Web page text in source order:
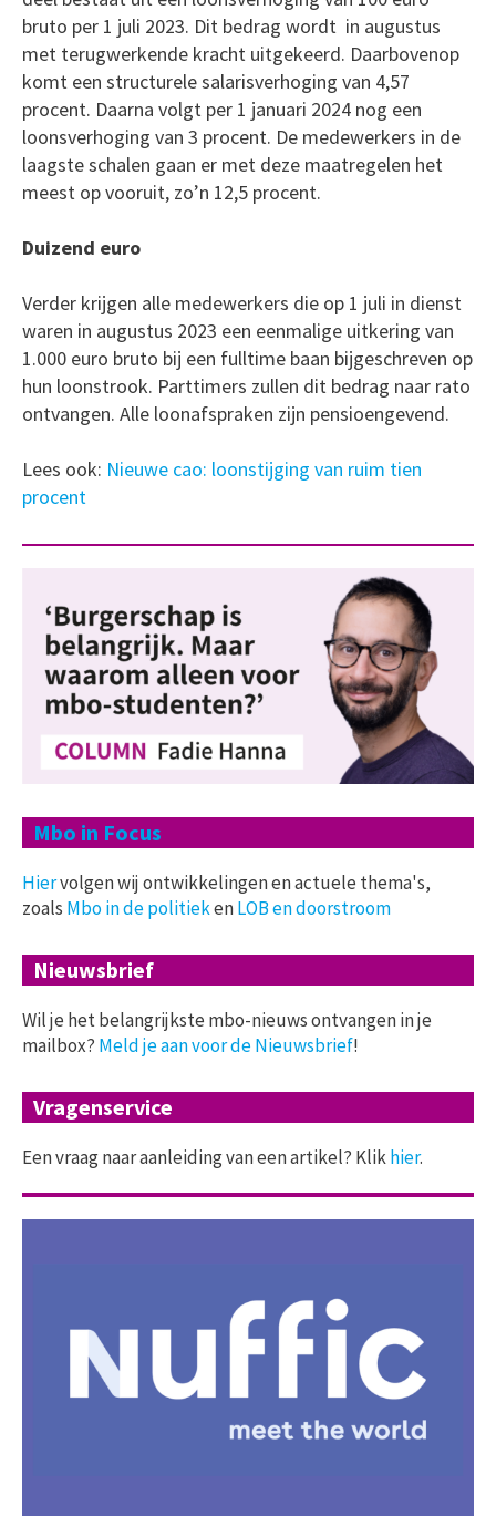
bruto per 1 juli 2023. Dit bedrag wordt in augustus
met terugwerkende kracht uitgekeerd. Daarbovenop
komt een structurele salarisverhoging van 4,57
procent. Daarna volgt per 1 januari 2024 nog een
loonsverhoging van 3 procent. De medewerkers in de
laagste schalen gaan er met deze maatregelen het
meest op vooruit, zo’n 12,5 procent.
Duizend euro
Verder krijgen alle medewerkers die op 1 juli in dienst
waren in augustus 2023 een eenmalige uitkering van
1.000 euro bruto bij een fulltime baan bijgeschreven op
hun loonstrook. Parttimers zullen dit bedrag naar rato
ontvangen. Alle loonafspraken zijn pensioengevend.
Lees ook: Nieuwe cao: loonstijging van ruim tien
procent
Mbo in Focus
Hiervolgen wij ontwikkelingen en actuele thema's,
zoals Mbo in de politiekenLOB en doorstroom
Nieuwsbrief
Wil je het belangrijkste mbo-nieuws ontvangen in je
mailbox? Meld je aan voor de Nieuwsbrief!
Vragenservice
Een vraag naar aanleiding van een artikel? Klikhier.